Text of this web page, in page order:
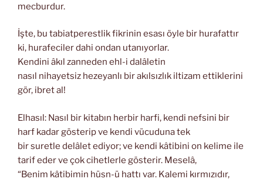
mecburdur.
İşte, bu tabiatperestlik fikrinin esası öyle bir hurafattır
ki, hurafeciler dahi ondan utanıyorlar.
Kendini âkıl zanneden ehl-i dalâletin
nasıl nihayetsiz hezeyanlı bir akılsızlık iltizam ettiklerini
gör, ibret al!
Elhasıl: Nasıl bir kitabın herbir harfi, kendi nefsini bir
harf kadar gösterip ve kendi vücuduna tek
bir suretle delâlet ediyor; ve kendi kâtibini on kelime ile
tarif eder ve çok cihetlerle gösterir. Meselâ,
“Benim kâtibimin hüsn-ü hattı var. Kalemi kırmızıdır,